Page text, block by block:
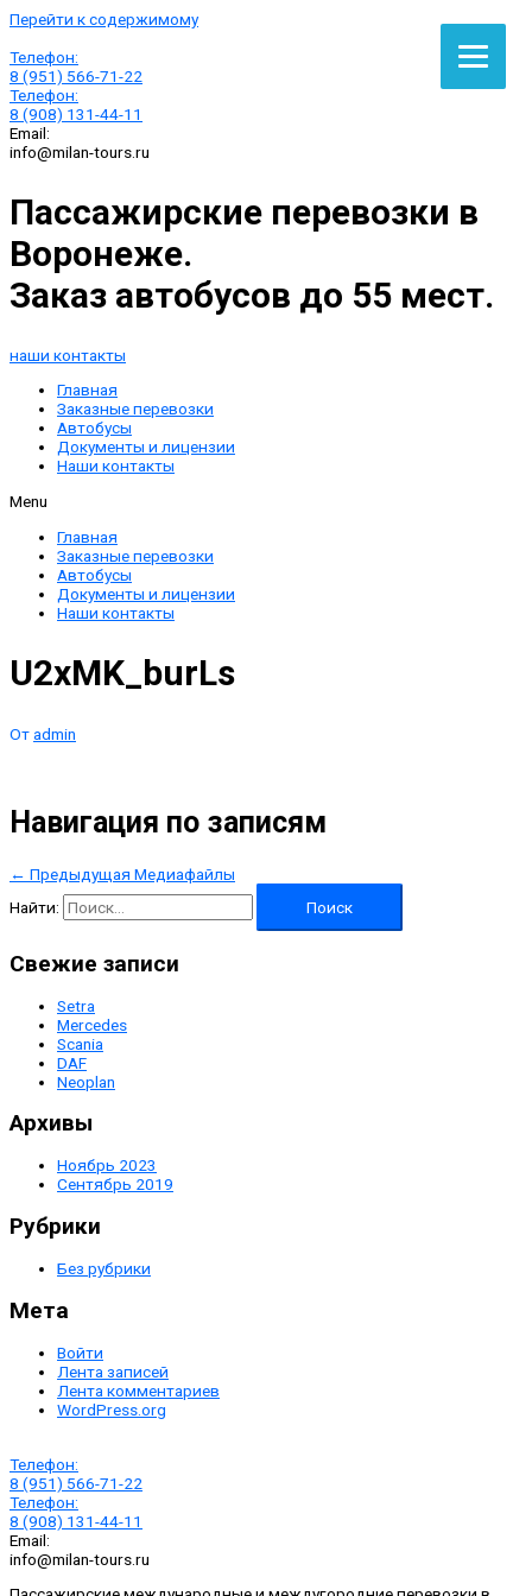
Перейти к содержимому
Телефон:
8 (951) 566-71-22
Телефон:
8 (908) 131-44-11
Email:
info@milan-tours.ru
Пассажирские перевозки в
Воронеже.
Заказ автобусов до 55 мест.
наши контакты
Главная
Заказные перевозки
Автобусы
Документы и лицензии
Наши контакты
Menu
Главная
Заказные перевозки
Автобусы
Документы и лицензии
Наши контакты
U2xMK_burLs
Отadmin
Навигация по записям
← Предыдущая Медиафайлы
Найти:
Свежие записи
Setra
Mercedes
Scania
DAF
Neoplan
Архивы
Ноябрь 2023
Сентябрь 2019
Рубрики
Без рубрики
Мета
Войти
Лента записей
Лента комментариев
WordPress.org
Телефон:
8 (951) 566-71-22
Телефон:
8 (908) 131-44-11
Email:
info@milan-tours.ru